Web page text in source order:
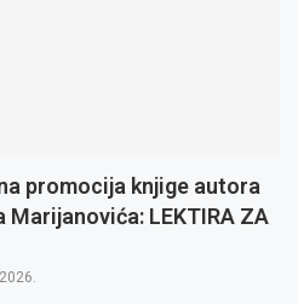
promocija knjige autora
Marijanovića: LEKTIRA ZA